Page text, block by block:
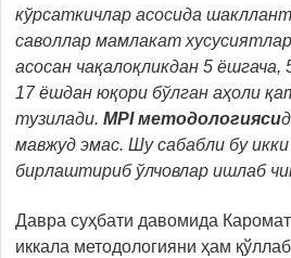
кўрсаткичлар асосида
саволлар мамлакат
асосан чақалоқликдан 5
17 ёшдан юқори бўлган аҳоли
тузилади. MPI методологияси
мавжуд эмас. Шу сабабли бу
бирлаштириб ўлчовлар ишлаб
Давра суҳбати давомида
иккала методологияни ҳам